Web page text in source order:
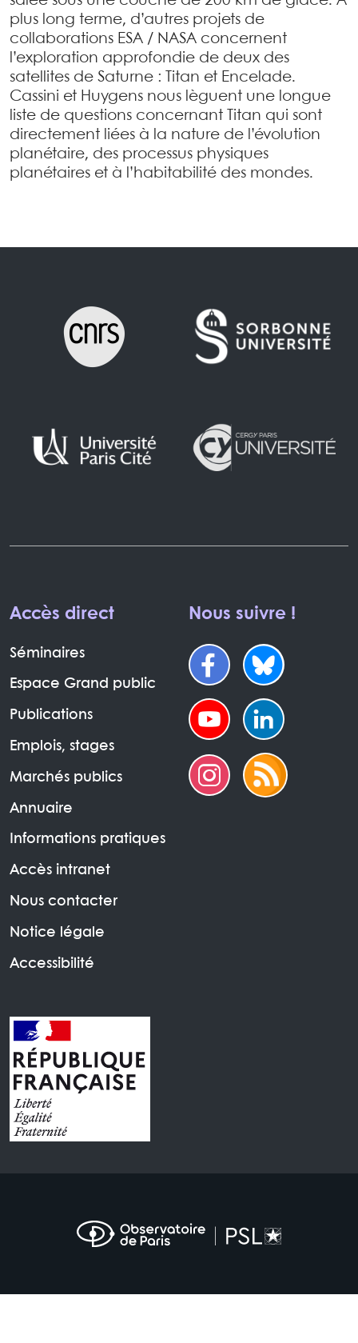
plus long terme, d’autres projets de
collaborations ESA / NASA concernent
l’exploration approfondie de deux des
satellites de Saturne : Titan et Encelade.
Cassini et Huygens nous lèguent une longue
liste de questions concernant Titan qui sont
directement liées à la nature de l’évolution
planétaire, des processus physiques
planétaires et à l’habitabilité des mondes.
Accès direct
Séminaires
Espace Grand public
Publications
Emplois, stages
Marchés publics
Annuaire
Informations pratiques
Accès intranet
Nous contacter
Notice légale
Accessibilité
Nous suivre !